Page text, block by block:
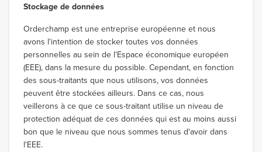
Stockage de données
Orderchamp est une entreprise européenne et nous
avons l'intention de stocker toutes vos données
personnelles au sein de l'Espace économique européen
(EEE), dans la mesure du possible. Cependant, en fonction
des sous-traitants que nous utilisons, vos données
peuvent être stockées ailleurs. Dans ce cas, nous
veillerons à ce que ce sous-traitant utilise un niveau de
protection adéquat de ces données qui est au moins aussi
bon que le niveau que nous sommes tenus d'avoir dans
l'EEE.